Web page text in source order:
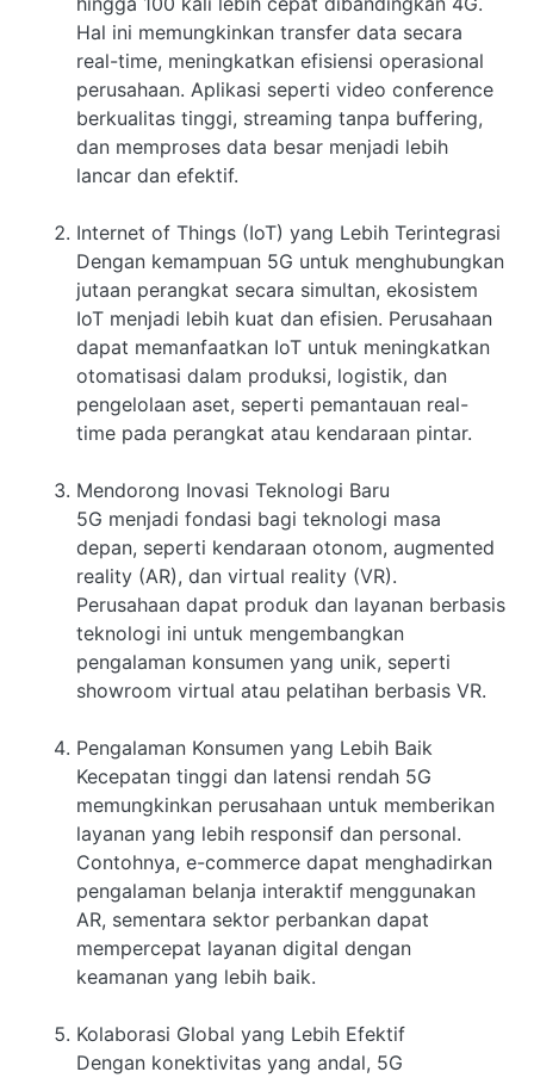
Hal ini memungkinkan transfer data secara
real-time, meningkatkan efisiensi operasional
perusahaan. Aplikasi seperti video conference
berkualitas tinggi, streaming tanpa buffering,
dan memproses data besar menjadi lebih
lancar dan efektif.
Internet of Things (IoT) yang Lebih Terintegrasi
Dengan kemampuan 5G untuk menghubungkan
jutaan perangkat secara simultan, ekosistem
IoT menjadi lebih kuat dan efisien. Perusahaan
dapat memanfaatkan IoT untuk meningkatkan
otomatisasi dalam produksi, logistik, dan
pengelolaan aset, seperti pemantauan real-
time pada perangkat atau kendaraan pintar.
Mendorong Inovasi Teknologi Baru
5G menjadi fondasi bagi teknologi masa
depan, seperti kendaraan otonom, augmented
reality (AR), dan virtual reality (VR).
Perusahaan dapat produk dan layanan berbasis
teknologi ini untuk mengembangkan
pengalaman konsumen yang unik, seperti
showroom virtual atau pelatihan berbasis VR.
Pengalaman Konsumen yang Lebih Baik
Kecepatan tinggi dan latensi rendah 5G
memungkinkan perusahaan untuk memberikan
layanan yang lebih responsif dan personal.
Contohnya, e-commerce dapat menghadirkan
pengalaman belanja interaktif menggunakan
AR, sementara sektor perbankan dapat
mempercepat layanan digital dengan
keamanan yang lebih baik.
Kolaborasi Global yang Lebih Efektif
Dengan konektivitas yang andal, 5G